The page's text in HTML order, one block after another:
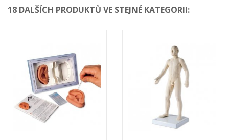
18 DALŠÍCH PRODUKTŮ VE STEJNÉ KATEGORII: